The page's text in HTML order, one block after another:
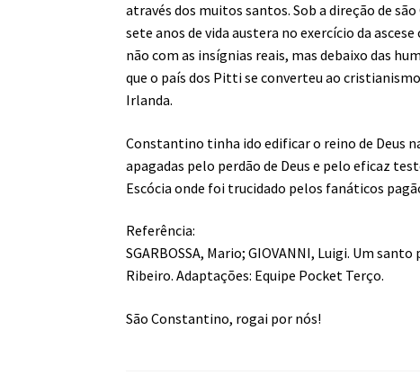
através dos muitos santos. Sob a direção de
sete anos de vida austera no exercício da
não com as insígnias reais, mas debaixo das
que o país dos Pitti se converteu ao
Irlanda.
Constantino tinha ido edificar o reino de Deus
apagadas pelo perdão de Deus e pelo eficaz
Escócia onde foi trucidado pelos fanáticos
Referência:
SGARBOSSA, Mario; GIOVANNI, Luigi. Um
Ribeiro. Adaptações: Equipe Pocket Terço.
São Constantino, rogai por nós!